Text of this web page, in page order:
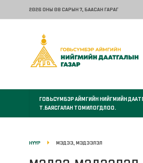
2026 ОНЫ 08 САРЫН 7, БААСАН ГАРАГ
ГОВЬСҮМБЭР АЙМГИЙН НИЙГМИЙН
Т.БАЯСГАЛАН ТОМИЛОГДЛОО.
НҮҮР МЭДЭЭ, МЭДЭЭЛЭЛ